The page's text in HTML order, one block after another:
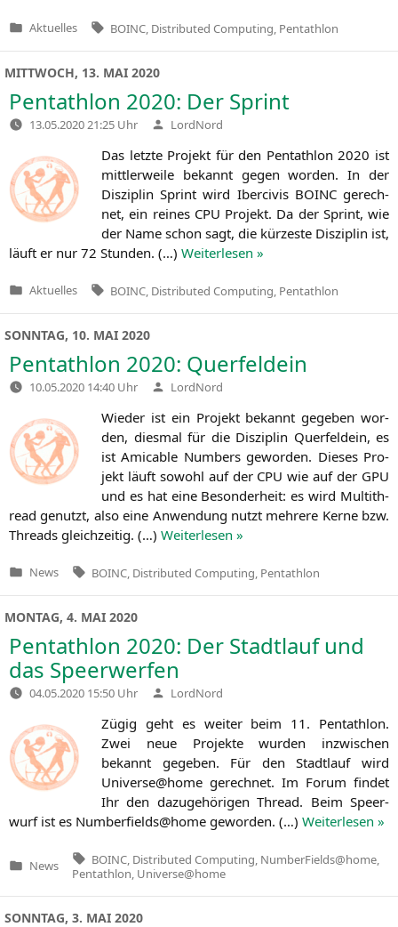
Veröffentlicht
Aktuelles Tags:
BOINC Distributed Computing Pentathlon
MITTWOCH, 13. MAI 2020
Pentathlon 2020: Der Sprint
13.05.2020 21:25 Uhr Verfasst
von
LordNord
Das letz­te Pro­jekt für den Pent­ath­lon 2020 ist
mitt­ler­wei­le bekannt gegen wor­den. In der
Dis­zi­plin Sprint wird Ibe­r­ci­vis BOINCgerech­
net, ein rei­nes CPU Pro­jekt. Da der Sprint, wie
der Name schon sagt, die kür­zes­te Dis­zi­plin ist,
läuft er nur 72 Stun­den. (…) Wei­ter­le­sen »
Veröffentlicht
Aktuelles Tags:
BOINC Distributed Computing Pentathlon
SONNTAG, 10. MAI 2020
Pentathlon 2020: Querfeldein
10.05.2020 14:40 Uhr Verfasst
von
LordNord
Wie­der ist ein Pro­jekt bekannt gege­ben wor­
den, dies­mal für die Dis­zi­plin Quer­feld­ein, es
ist Ami­ca­ble Num­bers gewor­den. Die­ses Pro­
jekt läuft sowohl auf der CPU wie auf der GPU
und es hat eine Beson­der­heit: es wird Mul­ti­th­
read genutzt, also eine Anwen­dung nutzt meh­re­re Ker­ne bzw.
Threads gleich­zei­tig. (…) Wei­ter­le­sen »
Veröffentlicht
News Tags:
BOINC Distributed Computing Pentathlon
MONTAG, 4. MAI 2020
Pentathlon 2020: Der Stadtlauf und
das Speerwerfen
04.05.2020 15:50 Uhr Verfasst
von
LordNord
Zügig geht es wei­ter beim 11. Pent­ath­lon.
Zwei neue Pro­jek­te wur­den inzwi­schen
bekannt gege­ben. Für den Stadt­lauf wird
Universe@home gerech­net. Im Forum fin­det
Ihr den dazu­ge­hö­ri­gen Thread. Beim Speer­
wurf ist es Numberfields@home gewor­den. (…) Wei­ter­le­sen »
Veröffentlicht
News
Tags:
BOINC Distributed Computing NumberFields@home
Pentathlon Universe@home
SONNTAG, 3. MAI 2020